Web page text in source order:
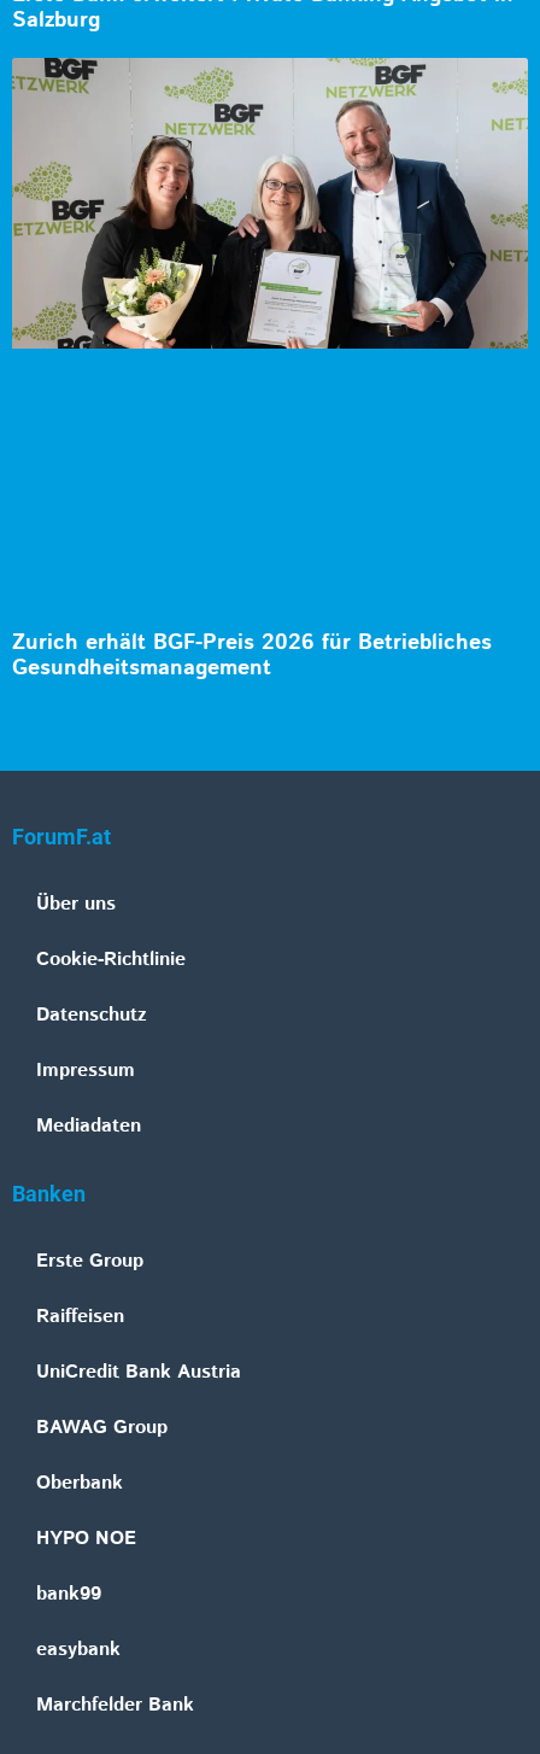
Salzburg
Zurich erhält BGF-Preis 2026 für Betriebliches
Gesundheitsmanagement
ForumF.at
Über uns
Cookie-Richtlinie
Datenschutz
Impressum
Mediadaten
Banken
Erste Group
Raiffeisen
UniCredit Bank Austria
BAWAG Group
Oberbank
HYPO NOE
bank99
easybank
Marchfelder Bank